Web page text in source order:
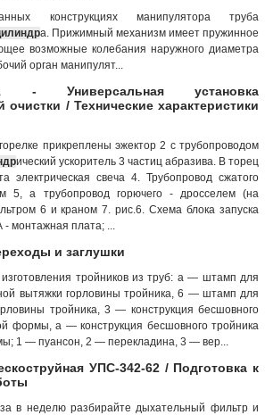
конструкциях манипулятора труба
а. Прижимный механизм имеет пружинное
возможные колебания наружного диаметра
орган манипулят...
- Универсальная установка
очистки / Технические характеристики
прикреплены эжектор 2 с трубопроводом
ический ускоритель 3 частиц абразива. В торец
электрическая свеча 4. Трубопровод сжатого
5, а трубопровод горючего - дросселем (на
6 и краном 7. рис.6. Схема блока запуска
монтажная плата; ...
и заглушки
тройников из труб: а — штамп для
вытяжки горловины тройника, 6 — штамп для
тройника, 3 — конструкция бесшовного
формы, а — конструкция бесшовного тройника
1 — пуансон, 2 — перекладина, 3 — вер...
УПС-342-62 / Подготовка к
в неделю разбирайте дыхательный фильтр и